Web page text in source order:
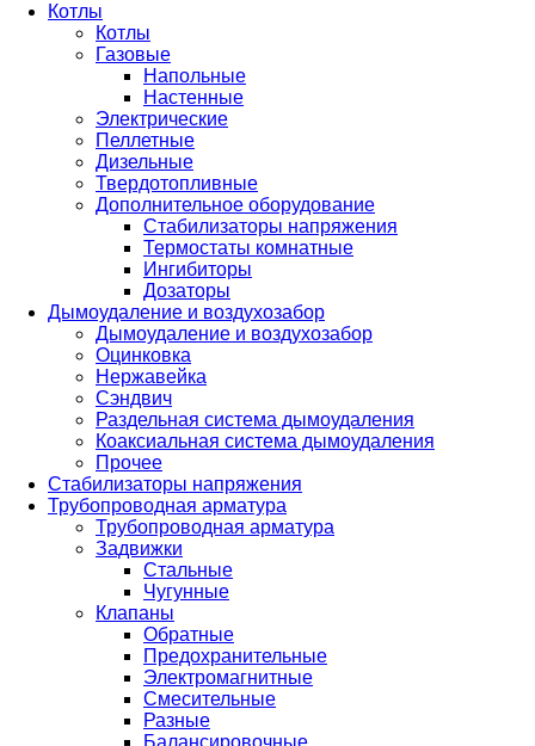
Котлы
Котлы
Газовые
Напольные
Настенные
Электрические
Пеллетные
Дизельные
Твердотопливные
Дополнительное оборудование
Стабилизаторы напряжения
Термостаты комнатные
Ингибиторы
Дозаторы
Дымоудаление и воздухозабор
Дымоудаление и воздухозабор
Оцинковка
Нержавейка
Сэндвич
Раздельная система дымоудаления
Коаксиальная система дымоудаления
Прочее
Стабилизаторы напряжения
Трубопроводная арматура
Трубопроводная арматура
Задвижки
Стальные
Чугунные
Клапаны
Обратные
Предохранительные
Электромагнитные
Смесительные
Разные